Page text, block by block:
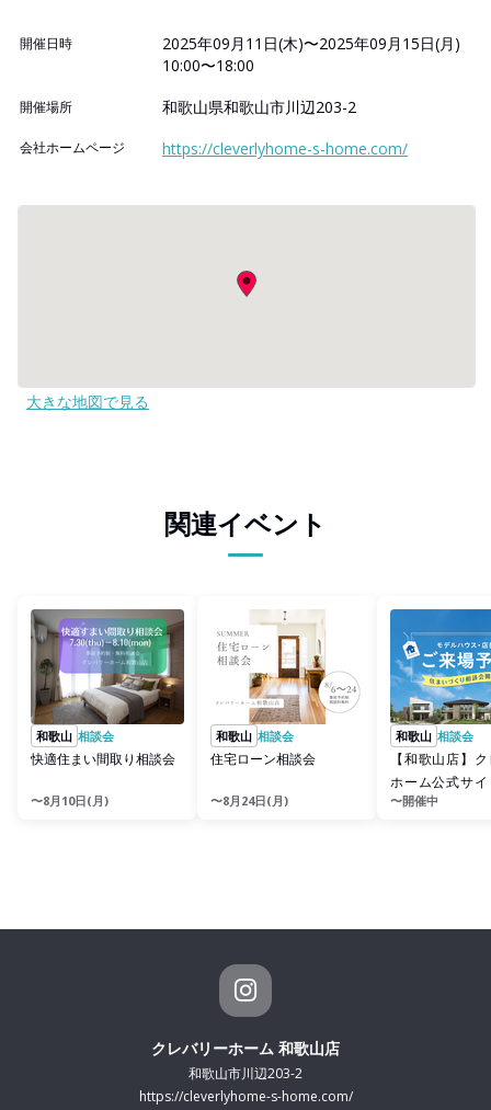
開催日時
2025年09月11日(木)〜2025年09月15日(月)
10:00〜18:00
開催場所 和歌山県和歌山市川辺203-2
会社ホームページ https://cleverlyhome-s-home.com/
大きな地図で見る
関連イベント
和歌山 相談会
快適住まい間取り相談会
〜8月10日(月)
和歌山 相談会
住宅ローン相談会
〜8月24日(月)
和歌山 相談会
【和歌山店】
ホーム公式サ
予約
〜開催中
クレバリーホーム 和歌山店
和歌山市川辺203-2
https://cleverlyhome-s-home.com/